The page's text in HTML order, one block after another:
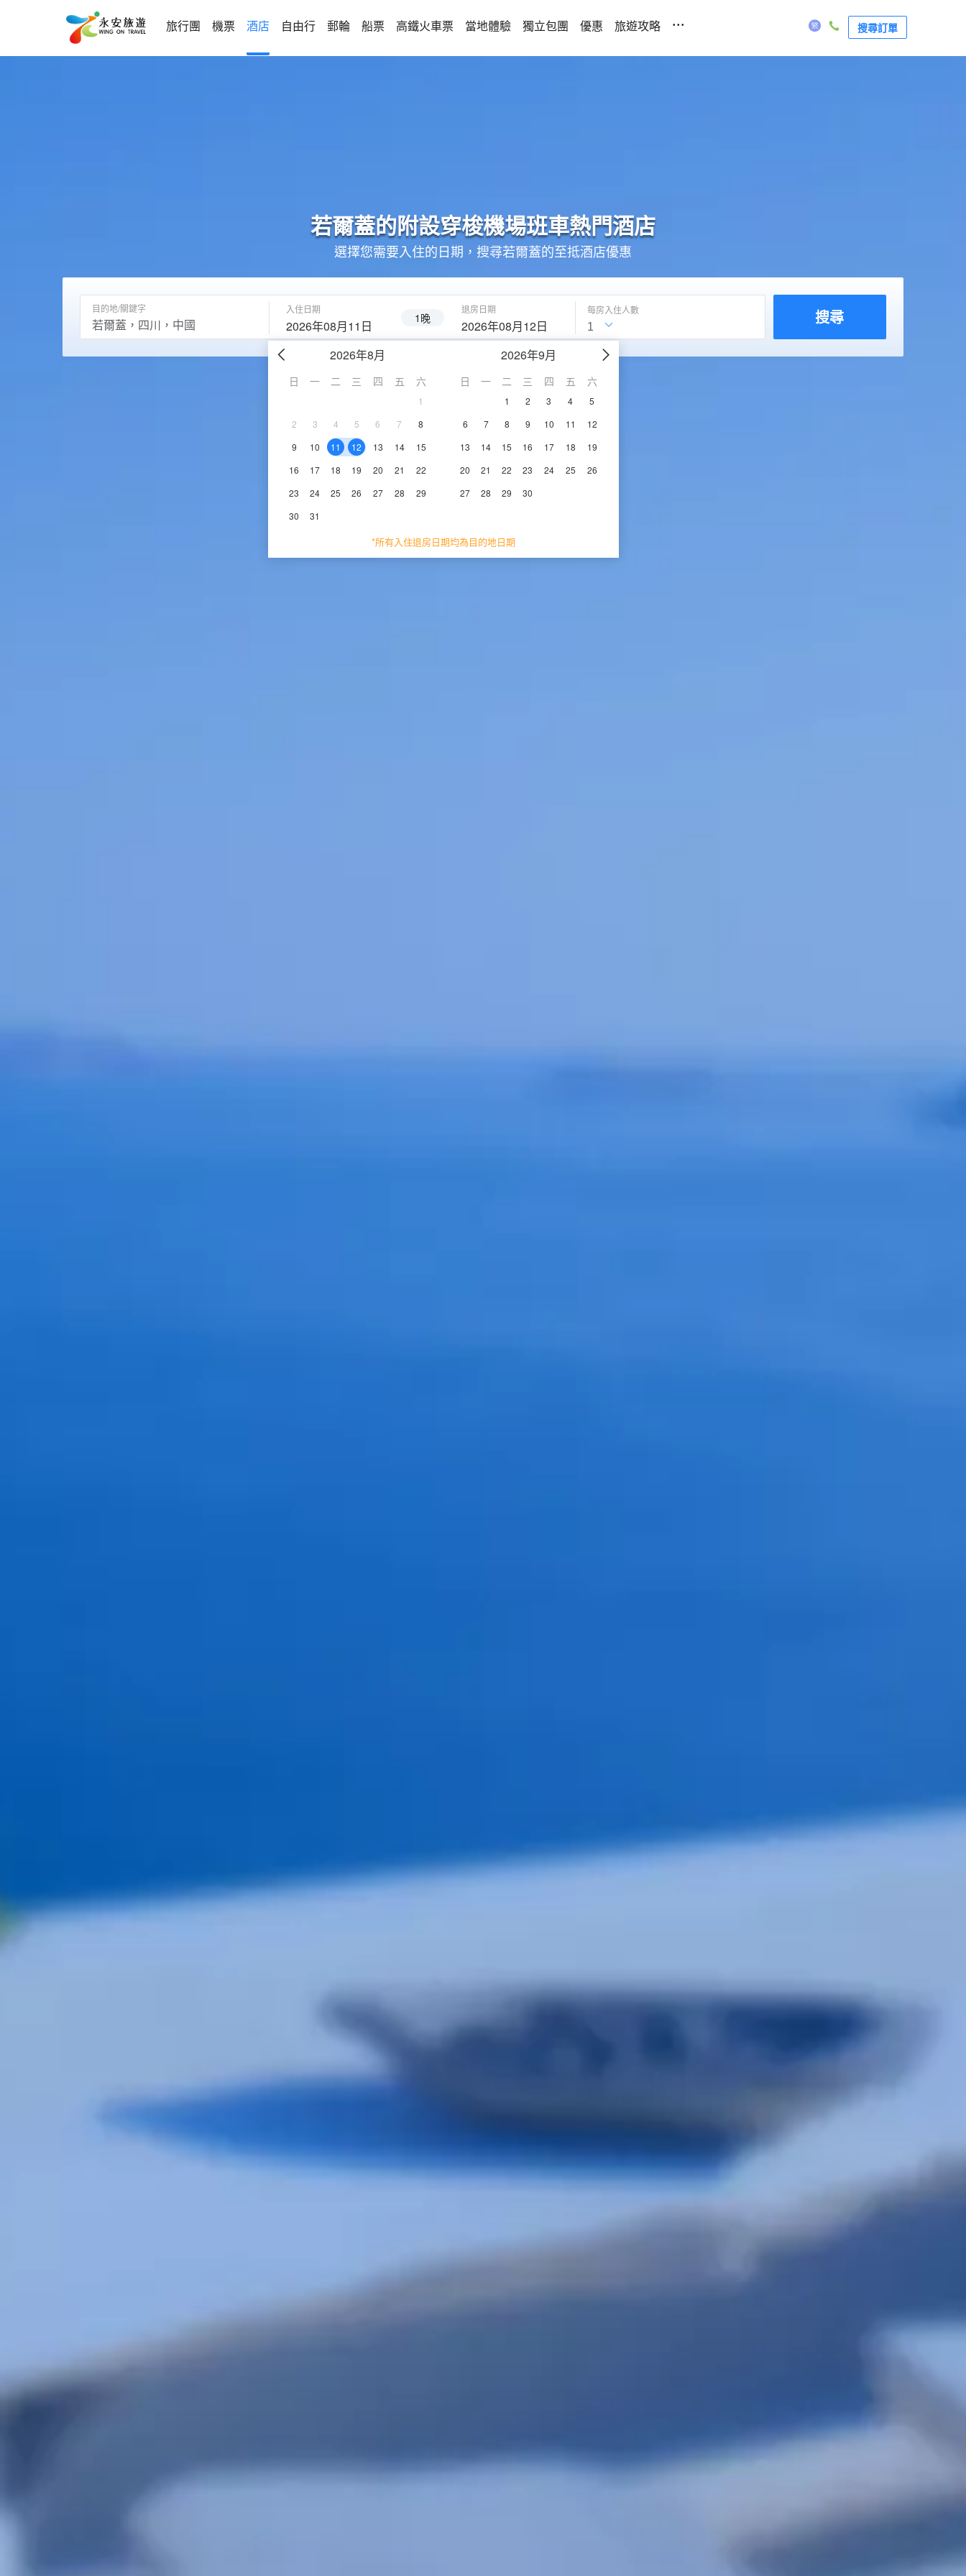
旅行團 機票 酒店 自由行 郵輪 船票 高鐵火車票 當地體驗 獨立包團 優惠 旅遊攻略 ... 搜尋訂單
若爾蓋的附設穿梭機場班車熱門酒店
選擇您需要入住的日期，搜尋若爾蓋的至抵酒店優惠
目的地/關鍵字 入住日期
2026年08月11日 1晚
退房日期
2026年08月12日
2026年8月
日 一 二 三 四 五 六
1
2
3 4 5 6 7
8
9
10 11 12 13 14
15
16
17 18 19 20 21
22
23
24 25 26 27 28
29
30
31
2026年9月
日 一 二 三 四 五 六
1 2 3 4
5
6
7 8 9 10 11
12
13
14 15 16 17 18
19
20
21 22 23 24 25
26
27
28 29 30
*所有入住退房日期均為目的地日期
每房入住人數 搜尋